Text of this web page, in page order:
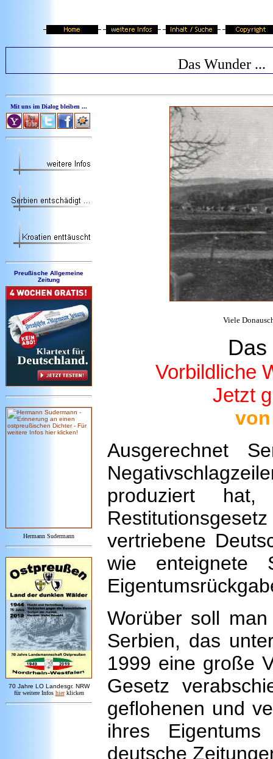
Das Wunder ...
Mit uns im Dialog bleiben ...
Preußische Allgemeine
Zeitung
Hermann Sudermann
70 Jahre LO Landesgr. NRW
für weitere Infos hier klicken
Viele
Vorbildliche
Jetzt
Ausgerechnet
produziert
vertriebene
wie enteignete
Worüber soll
Serbien, das
1999 eine große
Gesetz
geflohenen und
ihres
deutsche